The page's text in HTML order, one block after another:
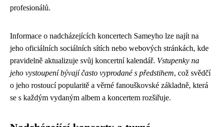
profesionálů.
Informace o nadcházejících koncertech Sameyho lze najít na
jeho oficiálních sociálních sítích nebo webových stránkách, kde
pravidelně aktualizuje svůj koncertní kalendář. Vstupenky na
jeho vystoupení bývají často vyprodané s předstihem, což svědčí
o jeho rostoucí popularitě a věrné fanouškovské základně, která
se s každým vydaným albem a koncertem rozšiřuje.